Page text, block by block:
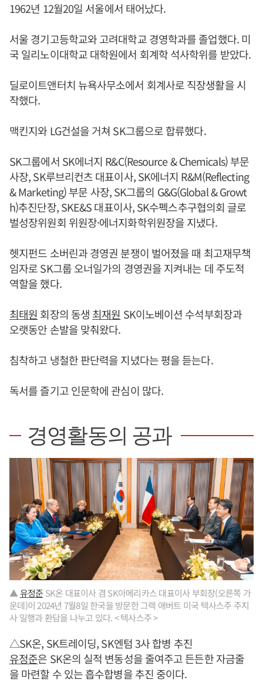
1962년 12월20일 서울에서 태어났다.
서울 경기고등학교와 고려대학교 경영학과를 졸업했다. 미
국 일리노이대학교 대학원에서 회계학 석사학위를 받았다.
딜로이트앤터치 뉴욕사무소에서 회계사로 직장생활을 시
작했다.
맥킨지와 LG건설을 거쳐 SK그룹으로 합류했다.
SK그룹에서 SK에너지 R&C(Resource & Chemicals) 부문
사장, SK루브리컨츠 대표이사, SK에너지 R&M(Reflecting
& Marketing) 부문 사장, SK그룹의 G&G(Global & Growt
h)추진단장, SKE&S 대표이사, SK수펙스추구협의회 글로
벌성장위원회 위원장·에너지화학위원장을 지냈다.
헷지펀드 소버린과 경영권 분쟁이 벌어졌을 때 최고재무책
임자로 SK그룹 오너일가의 경영권을 지켜내는 데 주도적
역할을 했다.
최태원 회장의 동생 최재원 SK이노베이션 수석부회장과
오랫동안 손발을 맞춰왔다.
침착하고 냉철한 판단력을 지녔다는 평을 듣는다.
독서를 즐기고 인문학에 관심이 많다.
경영활동의 공과
▲유정준 SK온 대표이사 겸 SK아메리카스 대표이사 부회장(오른쪽 가
운데)이 2024년 7월8일 한국을 방문한 그렉 애버트 미국 텍사스주 주지
사 일행과 환담을 나누고 있다. < 텍사스주 >
△SK온, SK트레이딩, SK엔텀 3사 합병 추진
유정준은 SK온의 실적 변동성을 줄여주고 든든한 자금줄
을 마련할 수 있는 흡수합병을 추진 중이다.